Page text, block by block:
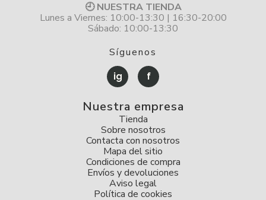
🕘 NUESTRA TIENDA
Lunes a Viernes: 10:00-13:30 | 16:30-20:00
Sábado: 10:00-13:30
Síguenos
ig f
Nuestra empresa
Tienda
Sobre nosotros
Contacta con nosotros
Mapa del sitio
Condiciones de compra
Envíos y devoluciones
Aviso legal
Política de cookies